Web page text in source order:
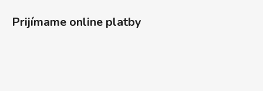
Prijímame online platby